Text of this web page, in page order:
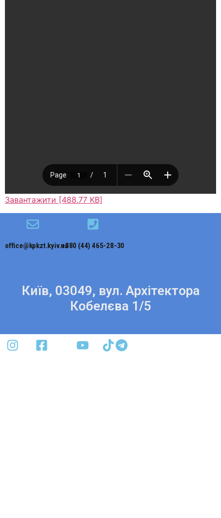
Завантажити [488.77 KB]
office@kpkzt.kyiv.ua+380 (44) 465-28-30
Київ, 03049, вул. Архітектора
Кобелєва 1/5